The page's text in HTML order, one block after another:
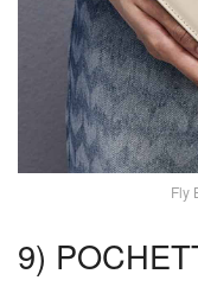
Fly
9)